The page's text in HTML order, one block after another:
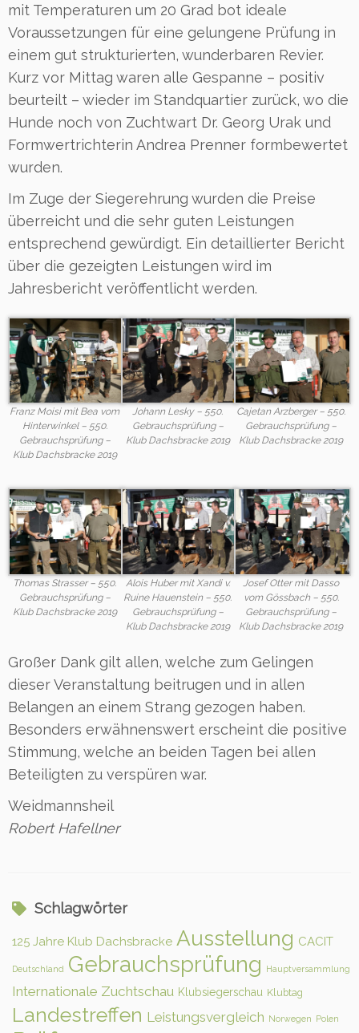
mit Temperaturen um 20 Grad bot ideale
Voraussetzungen für eine gelungene Prüfung in
einem gut strukturierten, wunderbaren Revier.
Kurz vor Mittag waren alle Gespanne – positiv
beurteilt – wieder im Standquartier zurück, wo die
Hunde noch von Zuchtwart Dr. Georg Urak und
Formwertrichterin Andrea Prenner formbewertet
wurden.
Im Zuge der Siegerehrung wurden die Preise
überreicht und die sehr guten Leistungen
entsprechend gewürdigt. Ein detaillierter Bericht
über die gezeigten Leistungen wird im
Jahresbericht veröffentlicht werden.
Franz Moisi mit Bea vom
Hinterwinkel – 550.
Gebrauchsprüfung –
Klub Dachsbracke 2019
Johann Lesky – 550.
Gebrauchsprüfung –
Klub Dachsbracke 2019
Cajetan Arzberger – 550.
Gebrauchsprüfung –
Klub Dachsbracke 2019
Thomas Strasser – 550.
Gebrauchsprüfung –
Klub Dachsbracke 2019
Alois Huber mit Xandi v.
Ruine Hauenstein – 550.
Gebrauchsprüfung –
Klub Dachsbracke 2019
Josef Otter mit Dasso
vom Gössbach – 550.
Gebrauchsprüfung –
Klub Dachsbracke 2019
Großer Dank gilt allen, welche zum Gelingen
dieser Veranstaltung beitrugen und in allen
Belangen an einem Strang gezogen haben.
Besonders erwähnenswert erscheint die positive
Stimmung, welche an beiden Tagen bei allen
Beteiligten zu verspüren war.
Weidmannsheil
Robert Hafellner
Schlagwörter
125 Jahre Klub Dachsbracke Ausstellung CACIT
Deutschland Gebrauchsprüfung Hauptversammlung
Internationale Zuchtschau Klubsiegerschau Klubtag
Landestreffen Leistungsvergleich Norwegen Polen